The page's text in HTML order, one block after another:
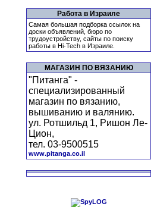
Работа в Израиле
Самая большая подборка ссылок на
доски объявлений, бюро по
трудоустройству, сайты по поиску
работы в Hi-Tech в Израиле.
МАГАЗИН ПО ВЯЗАНИЮ
"Питанга" -
специализированный
магазин по вязанию,
вышиванию и валянию.
ул. Ротшильд 1, Ришон Ле-
Цион,
тел. 03-9500515
www.pitanga.co.il